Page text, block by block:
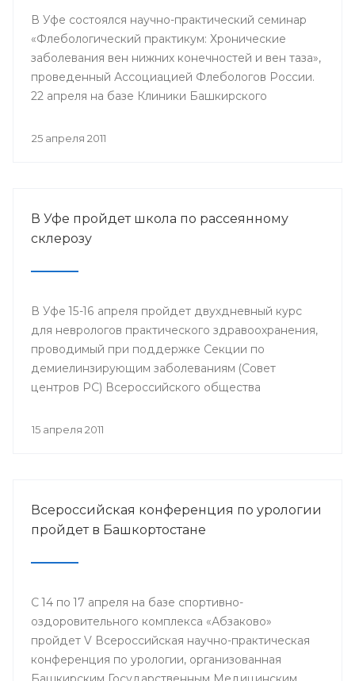
В Уфе состоялся научно-практический семинар
«Флебологический практикум: Хронические
заболевания вен нижних конечностей и вен таза»,
проведенный Ассоциацией Флебологов России.
22 апреля на базе Клиники Башкирского
собрались врачи-хирурги и сосудистые хирурги.
25 апреля 2011
В Уфе пройдет школа по рассеянному
склерозу
В Уфе 15-16 апреля пройдет двухдневный курс
для неврологов практического здравоохранения,
проводимый при поддержке Секции по
демиелинзирующим заболеваниям (Совет
центров РС) Всероссийского общества
15 апреля 2011
Всероссийская конференция по урологии
пройдет в Башкортостане
С 14 по 17 апреля на базе спортивно-
оздоровительного комплекса «Абзаково»
пройдет V Всероссийская научно-практическая
конференция по урологии, организованная